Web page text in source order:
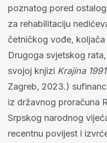
poznatog pored
za rehabilitaciju
četničkog vođe,
Drugoga svjetskog rata,
svojoj knjizi Krajina
Zagreb, 2023.)
iz državnog proračuna
Srpskog narodnog
recentnu povijest i